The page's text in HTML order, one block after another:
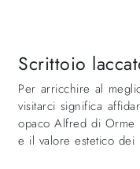
Scrittoio
Per arricchire al
visitarci significa
opaco Alfred di Orme
e il valore estetico dei